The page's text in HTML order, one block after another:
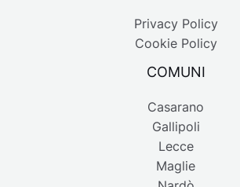
Privacy Policy
Cookie Policy
COMUNI
Casarano
Gallipoli
Lecce
Maglie